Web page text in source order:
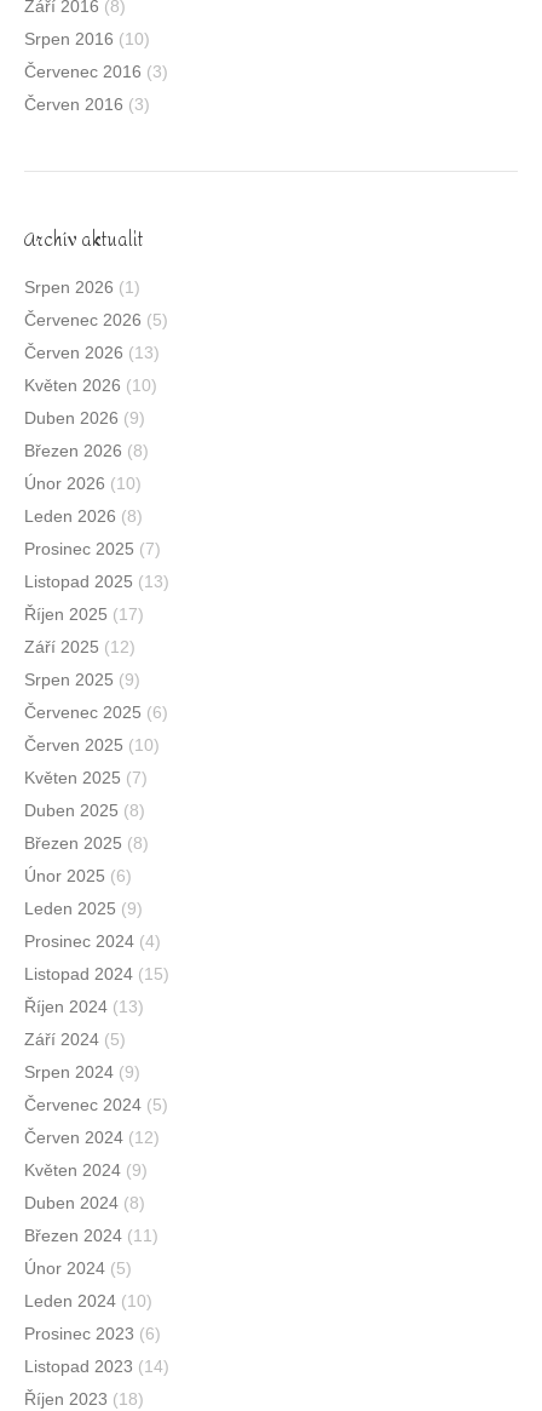
Září 2016 (8)
Srpen 2016 (10)
Červenec 2016 (3)
Červen 2016 (3)
Archív aktualit
Srpen 2026 (1)
Červenec 2026 (5)
Červen 2026 (13)
Květen 2026 (10)
Duben 2026 (9)
Březen 2026 (8)
Únor 2026 (10)
Leden 2026 (8)
Prosinec 2025 (7)
Listopad 2025 (13)
Říjen 2025 (17)
Září 2025 (12)
Srpen 2025 (9)
Červenec 2025 (6)
Červen 2025 (10)
Květen 2025 (7)
Duben 2025 (8)
Březen 2025 (8)
Únor 2025 (6)
Leden 2025 (9)
Prosinec 2024 (4)
Listopad 2024 (15)
Říjen 2024 (13)
Září 2024 (5)
Srpen 2024 (9)
Červenec 2024 (5)
Červen 2024 (12)
Květen 2024 (9)
Duben 2024 (8)
Březen 2024 (11)
Únor 2024 (5)
Leden 2024 (10)
Prosinec 2023 (6)
Listopad 2023 (14)
Říjen 2023 (18)